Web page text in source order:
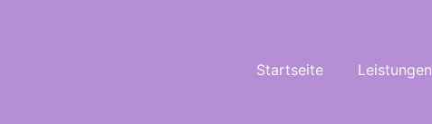
Startseite Leistungen